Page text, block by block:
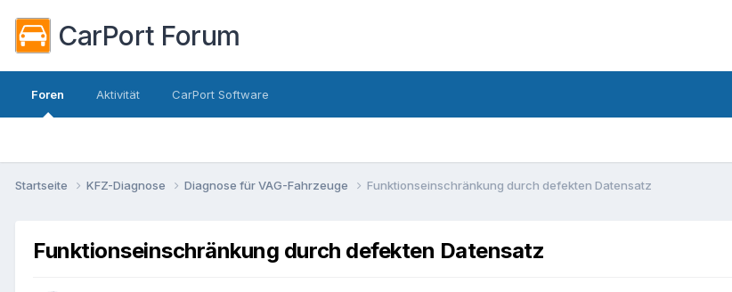
CarPort Forum
Foren Aktivität CarPort Software
Startseite KFZ-Diagnose Diagnose für VAG-Fahrzeuge Funktionseinschränkung durch defekten Datensatz
Funktionseinschränkung durch defekten Datensatz